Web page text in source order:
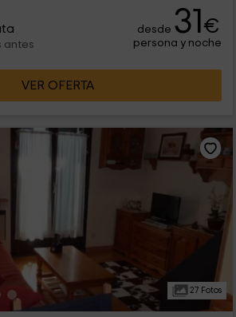
días de vacaciones en familia sean
antes
desde 31€
persona y noche
VER OFERTA
27 Fotos